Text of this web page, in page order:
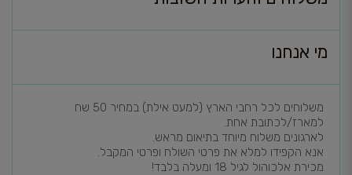
מי אנחנו
משלוחים לכל רחבי הארץ (למעט אילת) במחיר 50 שח
למארז/לכתובת אחת.
לארגונים משלוח מיוחד בתיאום מראש.
אנא הקפידו למלא את פרטי השולח ופרטי המקבל.
מכירת אלכוהול לגיל 18 ומעלה בלבד!